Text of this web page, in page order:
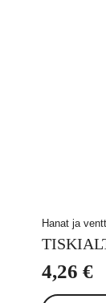
Hanat ja
4,26 €